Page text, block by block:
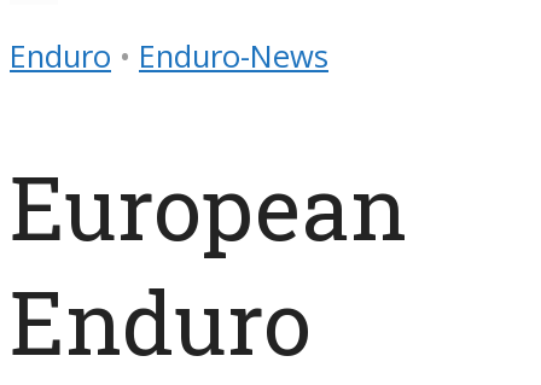
Enduro • Enduro-News
European
Enduro